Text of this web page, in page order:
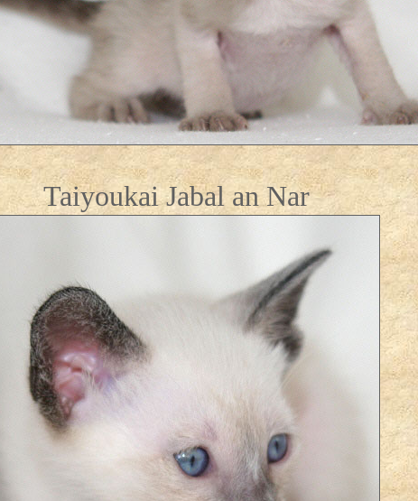
Taiyoukai Jabal an Nar